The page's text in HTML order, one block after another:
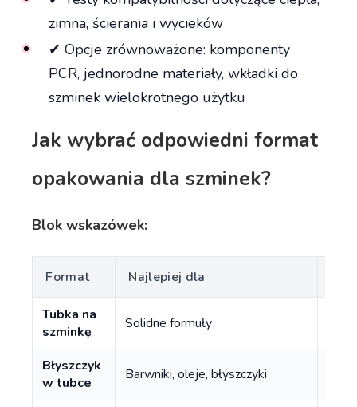
zimna, ścierania i wycieków
✔ Opcje zrównoważone: komponenty
PCR, jednorodne materiały, wkładki do
szminek wielokrotnego użytku
Jak wybrać odpowiedni format
opakowania dla szminek?
Blok wskazówek:
Format Najlepiej dla
Tubka na
szminkę
Solidne formuły
Błyszczyk
w tubce
Barwniki, oleje, błyszczyki